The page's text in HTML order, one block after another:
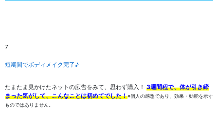
7
短期間でボディメイク完了♪
たまたま見かけたネットの広告をみて、思わず購入！ 3週間程で、体が引き締
まった気がして、こんなことは初めてでした！※個人の感想であり、効果・効能を示す
ものではありません。